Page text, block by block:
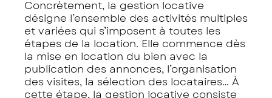
Concrètement, la gestion locative
désigne l’ensemble des activités multiples
et variées qui s’imposent à toutes les
étapes de la location. Elle commence dès
la mise en location du bien avec la
publication des annonces, l’organisation
des visites, la sélection des locataires… À
cette étape, la gestion locative consiste